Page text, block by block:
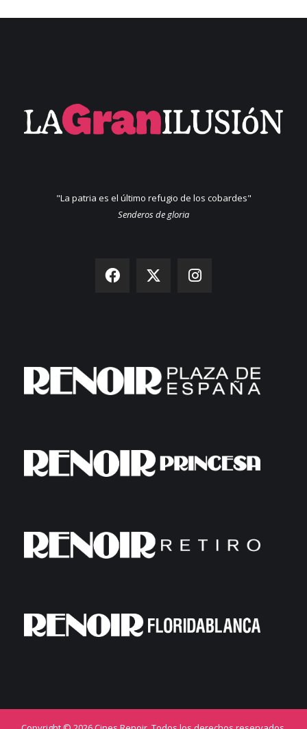
"La patria es el último refugio de los cobardes"
Senderos de gloria